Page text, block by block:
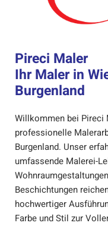
Pireci Maler
Ihr Maler in
Burgenland
Willkommen bei Pireci
professionelle
Burgenland. Unser
umfassende Malerei-
Beschichtungen
hochwertiger
Farbe und Stil zur